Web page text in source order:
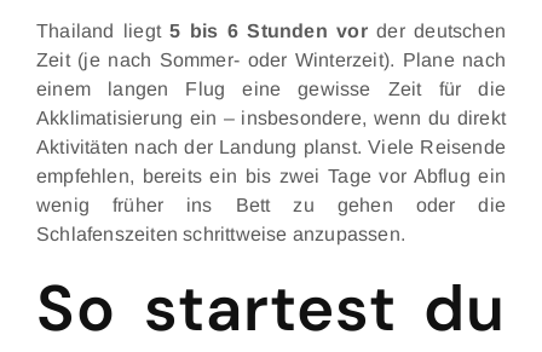
Thailand liegt5 bis 6 Stunden vorder deutschen
Zeit (je nach Sommer- oder Winterzeit). Plane nach
einem langen Flug eine gewisse Zeit für die
Akklimatisierung ein – insbesondere, wenn du direkt
Aktivitäten nach der Landung planst. Viele Reisende
empfehlen, bereits ein bis zwei Tage vor Abflug ein
wenig früher ins Bett zu gehen oder die
Schlafenszeiten schrittweise anzupassen.
So startest du